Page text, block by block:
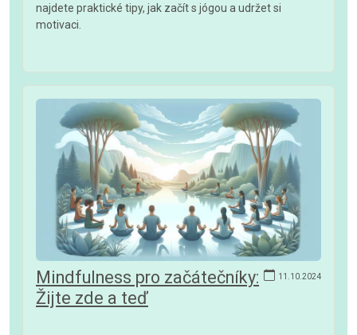
najdete praktické tipy, jak začít s jógou a udržet si
motivaci.
11.10.2024
Mindfulness pro začátečníky:
Žijte zde a teď